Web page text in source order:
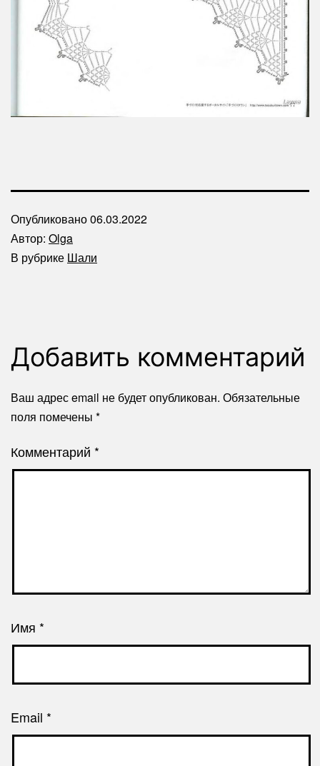
Опубликовано06.03.2022
Автор: Olga
В рубрике Шали
Добавить комментарий
Ваш адрес email не будет опубликован. Обязательные
поля помечены *
Комментарий *
Имя *
Email *